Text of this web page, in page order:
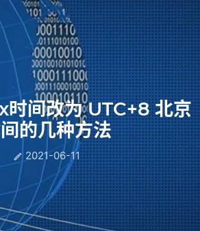
间改为 UTC+8 北京
的几种方法
 2021-06-11
廿六，星期六!
廿五，星期五!
廿四，星期四!
廿三，星期三!
廿二，星期二!